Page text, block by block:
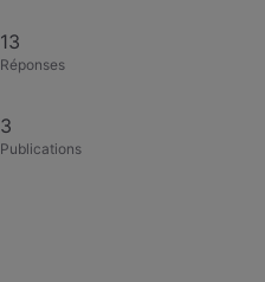
13
Réponses
3
Publications